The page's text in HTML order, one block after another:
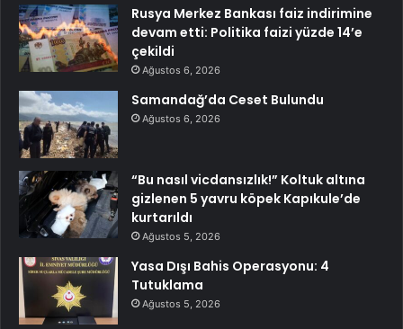
Rusya Merkez Bankası faiz indirimine
devam etti: Politika faizi yüzde 14’e
çekildi
Ağustos 6, 2026
Samandağ’da Ceset Bulundu
Ağustos 6, 2026
“Bu nasıl vicdansızlık!” Koltuk altına
gizlenen 5 yavru köpek Kapıkule’de
kurtarıldı
Ağustos 5, 2026
Yasa Dışı Bahis Operasyonu: 4
Tutuklama
Ağustos 5, 2026